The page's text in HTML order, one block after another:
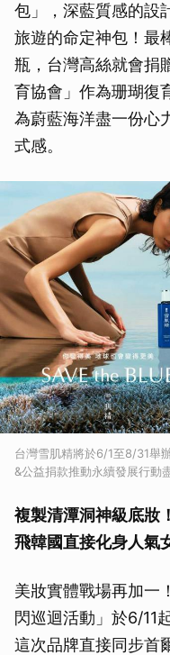
包」，深藍質感的設
旅遊的命定神包！最
瓶，台灣高絲就會捐
育協會」作為珊瑚復
為蔚藍海洋盡一份心
式感。
台灣雪肌精將於6/1至8/31舉
&公益捐款推動永續發展行動
複製清潭洞神級底妝
飛韓國直接化身人氣
美妝實體戰場再加一
閃巡迴活動」於6/11
這次品牌直接同步首